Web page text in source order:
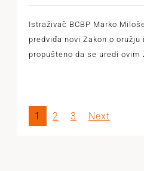
Istraživač BCBP Marko
predviđa novi Zakon o
propušteno da se uredi ovim
1 2 3 Next